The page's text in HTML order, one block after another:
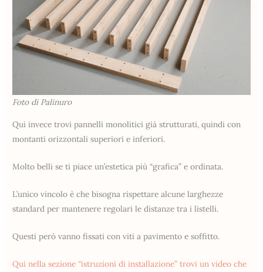
Foto di Palinuro
Qui invece trovi pannelli monolitici già strutturati, quindi con
montanti orizzontali superiori e inferiori.
Molto belli se ti piace un’estetica più “grafica” e ordinata.
L’unico vincolo è che bisogna rispettare alcune larghezze
standard per mantenere regolari le distanze tra i listelli.
Questi però vanno fissati con viti a pavimento e soffitto.
Qui nella sezione “istruzioni di installazione” trovi un video che